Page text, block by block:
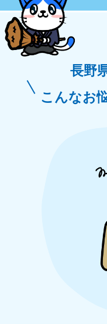
長野
こんなお